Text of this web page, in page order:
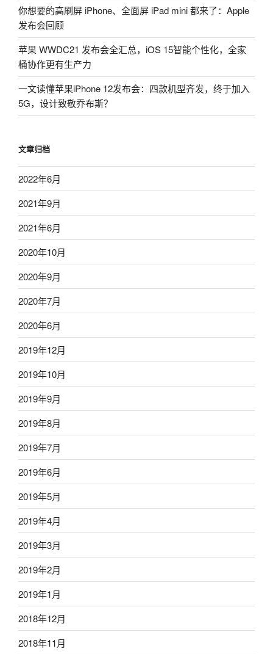
你想要的高刷屏 iPhone、全面屏 iPad mini 都来了：Apple
发布会回顾
苹果 WWDC21 发布会全汇总，iOS 15智能个性化，全家
桶协作更有生产力
一文读懂苹果iPhone 12发布会：四款机型齐发，终于加入
5G，设计致敬乔布斯？
文章归档
2022年6月
2021年9月
2021年6月
2020年10月
2020年9月
2020年7月
2020年6月
2019年12月
2019年10月
2019年9月
2019年8月
2019年7月
2019年6月
2019年5月
2019年4月
2019年3月
2019年2月
2019年1月
2018年12月
2018年11月